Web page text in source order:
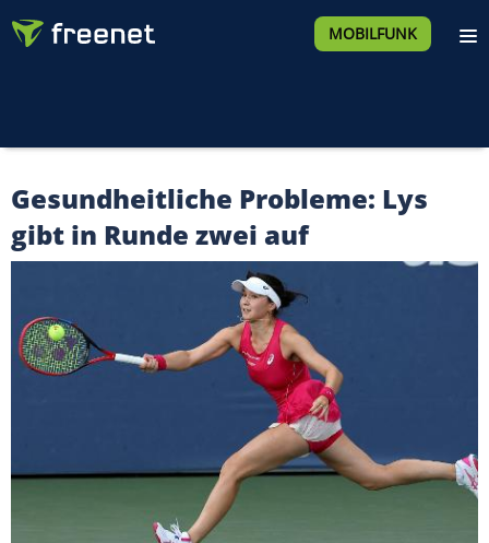
MOBILFUNK
Gesundheitliche Probleme: Lys
gibt in Runde zwei auf